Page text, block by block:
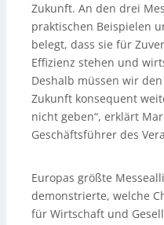
Zukunft. An den drei
praktischen Beispielen
belegt, dass sie für
Effizienz stehen und
Deshalb müssen wir
Zukunft konsequent
nicht geben“, erklärt
Geschäftsführer des
Europas größte
demonstrierte, welche
für Wirtschaft und